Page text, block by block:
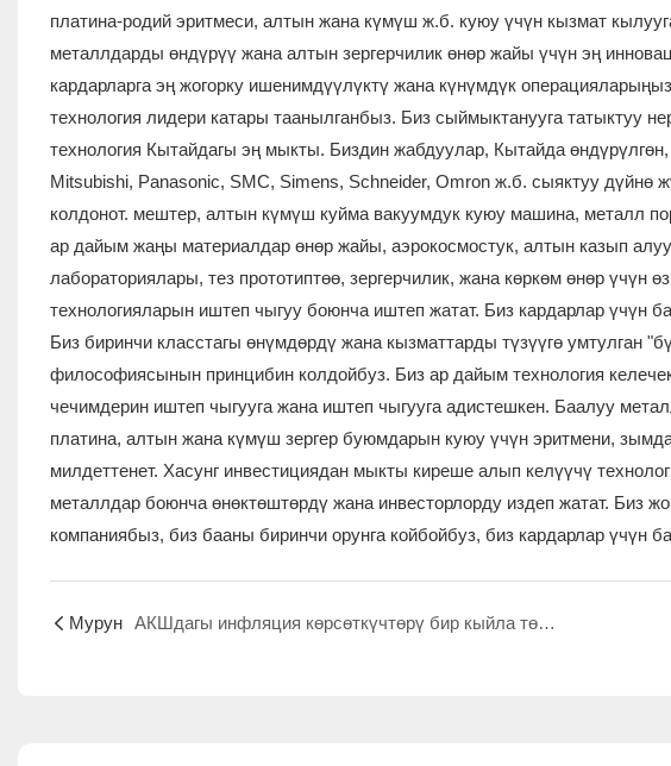
платина-родий эритмеси, алтын жана күмүш ж.б. куюу үчүн кызмат
металлдарды өндүрүү жана алтын зергерчилик өнөр жайы үчүн эң
кардарларга эң жогорку ишенимдүүлүктү жана күнүмдүк
технология лидери катары таанылганбыз. Биз сыймыктанууга татыктуу
технология Кытайдагы эң мыкты. Биздин жабдуулар, Кытайда өндүрүлгөн,
Mitsubishi, Panasonic, SMC, Simens, Schneider, Omron ж.б. сыяктуу дүйнө
колдонот. мештер, алтын күмүш куйма вакуумдук куюу машина, металл
ар дайым жаңы материалдар өнөр жайы, аэрокосмостук, алтын казып
лабораториялары, тез прототиптөө, зергерчилик, жана көркөм өнөр үчүн
технологияларын иштеп чыгуу боюнча иштеп жатат. Биз кардарлар
Биз биринчи класстагы өнүмдөрдү жана кызматтарды түзүүгө умтулган
философиясынын принцибин колдойбуз. Биз ар дайым технология
чечимдерин иштеп чыгууга жана иштеп чыгууга адистешкен. Баалуу
платина, алтын жана күмүш зергер буюмдарын куюу үчүн эритмени,
милдеттенет. Хасунг инвестициядан мыкты киреше алып келүүчү
металлдар боюнча өнөктөштөрдү жана инвесторлорду издеп жатат. Биз
компаниябыз, биз бааны биринчи орунга койбойбуз, биз кардарлар үчүн
Мурун АКШдагы инфляция көрсөткүчтөрү бир кыйла төмөндөп, алтындын баасы кескин жогорулады